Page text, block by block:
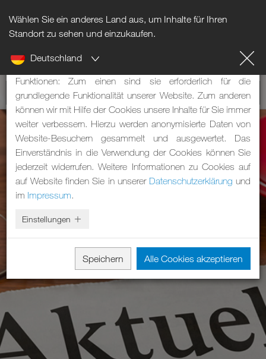
Wählen Sie ein anderes Land aus, um Inhalte für Ihren
Standort zu sehen und einzukaufen.
Deutschland
Hinweis zu Cookies
Unsere Webseite verwendet Cookies. Diese haben zwei
Funktionen: Zum einen sind sie erforderlich für die
grundlegende Funktionalität unserer Website. Zum anderen
können wir mit Hilfe der Cookies unsere Inhalte für Sie immer
weiter verbessern. Hierzu werden anonymisierte Daten von
Website-Besuchern gesammelt und ausgewertet. Das
Einverständnis in die Verwendung der Cookies können Sie
jederzeit widerrufen. Weitere Informationen zu Cookies auf
auf Website finden Sie in unserer Datenschutzerklärung und
im Impressum.
Einstellungen
Speichern Alle Cookies akzeptieren